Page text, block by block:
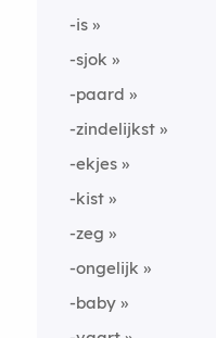
-is
-sjok
-paard
-zindelijkst
-ekjes
-kist
-zeg
-ongelijk
-baby